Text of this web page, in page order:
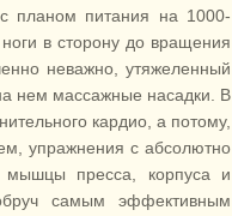
с планом питания на 1000-
в сторону до вращения
неважно, утяжеленный
нем массажные насадки. В
кардио, а потому,
упражнения с абсолютно
мышцы пресса, корпуса и
самым эффективным